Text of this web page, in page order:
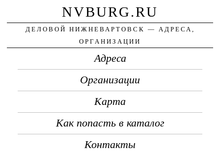
NVBURG.RU
ДЕЛОВОЙ НИЖНЕВАРТОВСК — АДРЕСА,
ОРГАНИЗАЦИИ
Адреса
Организации
Карта
Как попасть в каталог
Контакты